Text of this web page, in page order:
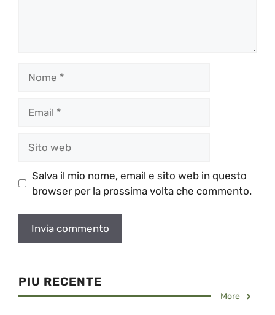
web
Salva il mio nome, email e sito web in questo
browser per la prossima volta che commento.
PIU RECENTE
More